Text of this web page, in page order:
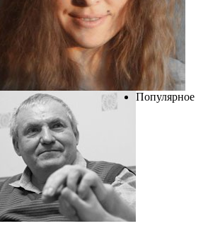
Популярное